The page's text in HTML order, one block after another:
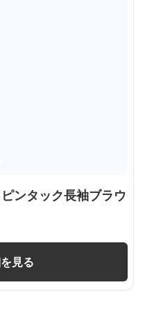
ンタック長袖ブラウ
見る